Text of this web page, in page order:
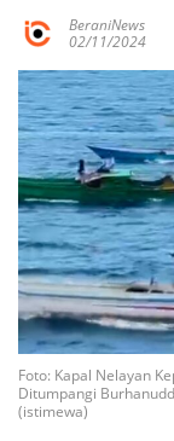
BeraniNews
02/11/2024
Foto: Kapal Nelayan
Ditumpangi
(istimewa)